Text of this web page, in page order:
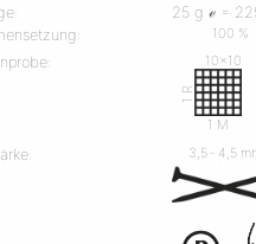
25 g ℯ =
100 %
10x10
1 R
1 M
3,5 ‐ 4,5